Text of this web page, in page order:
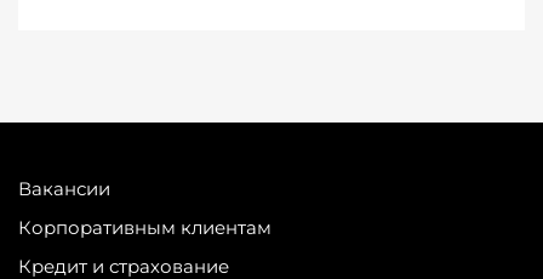
Вакансии
Корпоративным клиентам
Кредит и страхование